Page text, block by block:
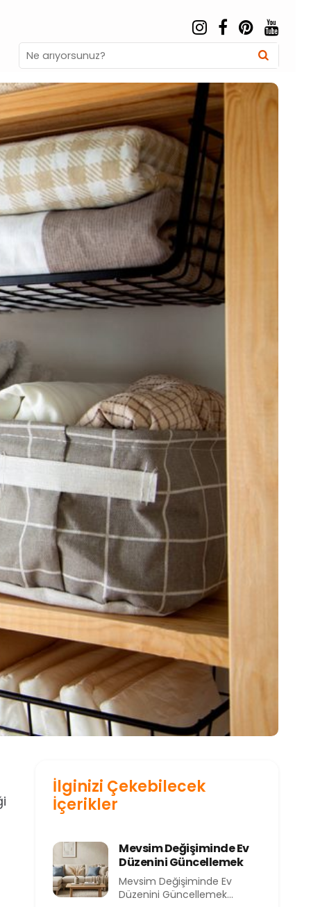
Search
for:
İlginizi Çekebilecek
İçerikler
Mevsim Değişiminde Ev
Düzenini Güncellemek
Mevsim Değişiminde Ev
Düzenini Güncellemek